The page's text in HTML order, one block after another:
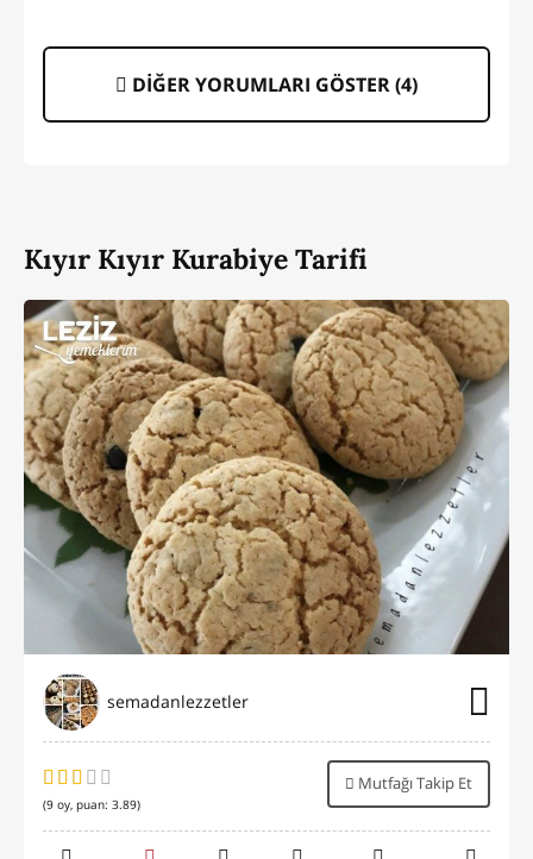
DİĞER YORUMLARI GÖSTER (4)
Kıyır Kıyır Kurabiye Tarifi
semadanlezzetler
(9 oy, puan: 3.89)
Mutfağı Takip Et